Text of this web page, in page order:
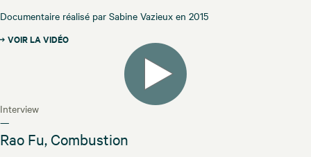
Documentaire réalisé par Sabine Vazieux en 2015
VOIR LA VIDÉO
Interview
—
Rao Fu, Combustion